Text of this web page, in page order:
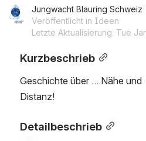
Jungwacht Blauring Schweiz
Veröffentlicht in Ideen
Letzte Aktualisierung: Tue
Kurzbeschrieb
Geschichte über ....Nähe und
Distanz!
Detailbeschrieb